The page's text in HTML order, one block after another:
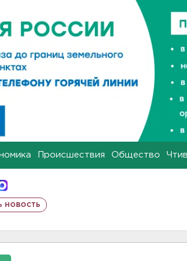
Происшествия Общество
новость